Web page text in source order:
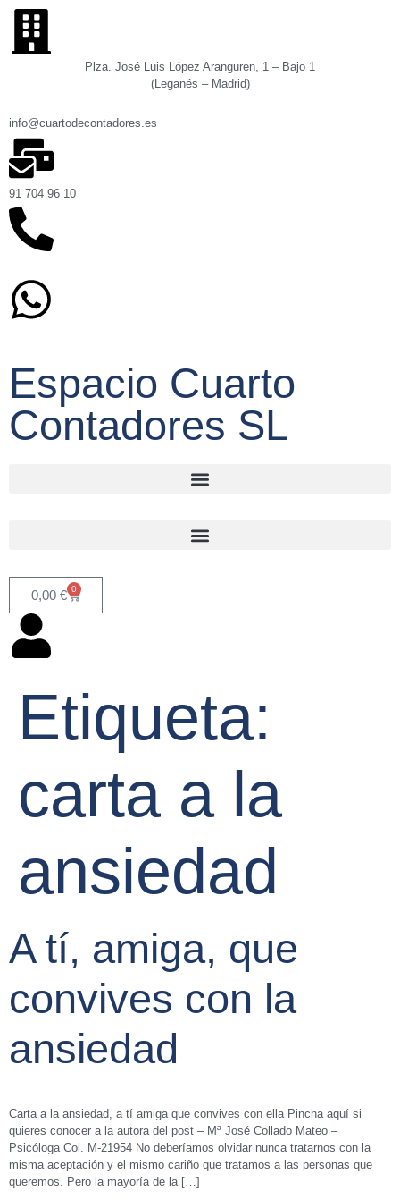
Plza. José Luis López Aranguren, 1 – Bajo 1
(Leganés – Madrid)
info@cuartodecontadores.es
91 704 96 10
Espacio Cuarto
Contadores SL
0,00 € 0
Etiqueta:
carta a la
ansiedad
A tí, amiga, que
convives con la
ansiedad
Carta a la ansiedad, a tí amiga que convives con ella Pincha aquí si
quieres conocer a la autora del post – Mª José Collado Mateo –
Psicóloga Col. M-21954 No deberíamos olvidar nunca tratarnos con la
misma aceptación y el mismo cariño que tratamos a las personas que
queremos. Pero la mayoría de la […]